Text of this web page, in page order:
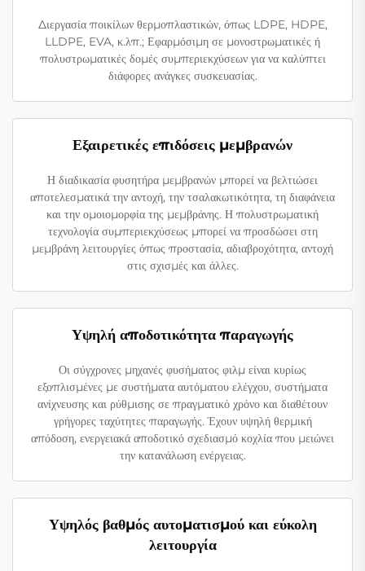
Διεργασία ποικίλων θερμοπλαστικών, όπως LDPE, HDPE,
LLDPE, EVA, κ.λπ.; Εφαρμόσιμη σε μονοστρωματικές ή
πολυστρωματικές δομές συμπεριεκχύσεων για να καλύπτει
διάφορες ανάγκες συσκευασίας.
Εξαιρετικές επιδόσεις μεμβρανών
Η διαδικασία φυσητήρα μεμβρανών μπορεί να βελτιώσει
αποτελεσματικά την αντοχή, την τσαλακωτικότητα, τη διαφάνεια
και την ομοιομορφία της μεμβράνης. Η πολυστρωματική
τεχνολογία συμπεριεκχύσεως μπορεί να προσδώσει στη
μεμβράνη λειτουργίες όπως προστασία, αδιαβροχότητα, αντοχή
στις σχισμές και άλλες.
Υψηλή αποδοτικότητα παραγωγής
Οι σύγχρονες μηχανές φυσήματος φιλμ είναι κυρίως
εξοπλισμένες με συστήματα αυτόματου ελέγχου, συστήματα
ανίχνευσης και ρύθμισης σε πραγματικό χρόνο και διαθέτουν
γρήγορες ταχύτητες παραγωγής. Έχουν υψηλή θερμική
απόδοση, ενεργειακά αποδοτικό σχεδιασμό κοχλία που μειώνει
την κατανάλωση ενέργειας.
Υψηλός βαθμός αυτοματισμού και εύκολη
λειτουργία